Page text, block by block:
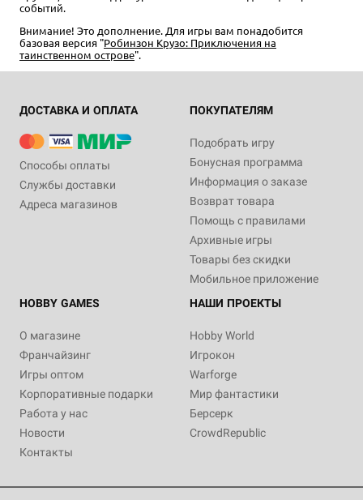
событий.
Внимание! Это дополнение. Для игры вам понадобится
базовая версия "Робинзон Крузо: Приключения на
таинственном острове".
ДОСТАВКА И ОПЛАТА
Способы оплаты
Службы доставки
Адреса магазинов
ПОКУПАТЕЛЯМ
Подобрать игру
Бонусная программа
Информация о заказе
Возврат товара
Помощь с правилами
Архивные игры
Товары без скидки
Мобильное приложение
HOBBY GAMES
О магазине
Франчайзинг
Игры оптом
Корпоративные подарки
Работа у нас
Новости
Контакты
НАШИ ПРОЕКТЫ
Hobby World
Игрокон
Warforge
Мир фантастики
Берсерк
CrowdRepublic